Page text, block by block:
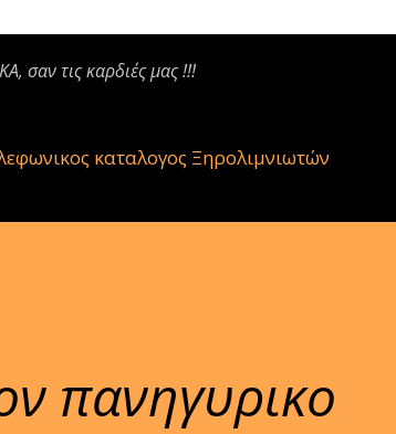
σαν τις καρδιές μας !!!
καταλογος Ξηρολιμνιωτών
πανηγυρικο